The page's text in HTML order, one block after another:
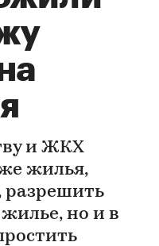
и ЖКХ
жилья,
разрешить
но и в